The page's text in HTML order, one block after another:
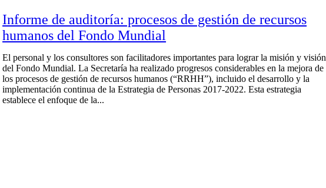
Informe de auditoría: procesos de gestión de recursos
humanos del Fondo Mundial
El personal y los consultores son facilitadores importantes para lograr la misión y visión
del Fondo Mundial. La Secretaría ha realizado progresos considerables en la mejora de
los procesos de gestión de recursos humanos (“RRHH”), incluido el desarrollo y la
implementación continua de la Estrategia de Personas 2017-2022. Esta estrategia
establece el enfoque de la...